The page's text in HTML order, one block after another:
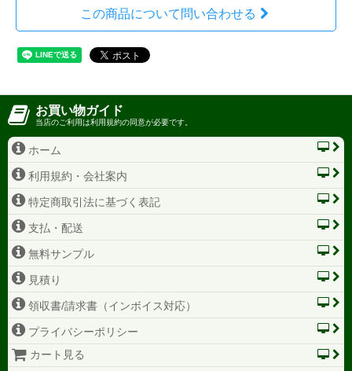
この商品について問い合わせる
お買い物ガイド
当店のご利用は利用規約の同意が必要です。
ホーム
利用規約・会社案内
特定商取引法に基づく表記
支払・配送
無料サンプル
見積り
領収書/請求書（インボイス対応）
プライバシーポリシー
カート見る